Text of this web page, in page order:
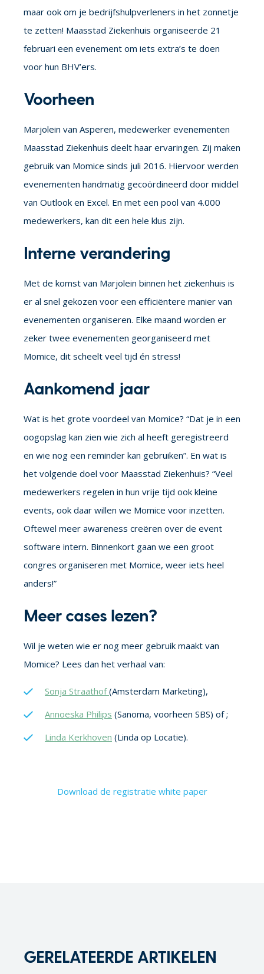
maar ook om je bedrijfshulpverleners in het zonnetje
te zetten! Maasstad Ziekenhuis organiseerde 21
februari een evenement om iets extra’s te doen
voor hun BHV’ers.
Voorheen
Marjolein van Asperen, medewerker evenementen
Maasstad Ziekenhuis deelt haar ervaringen. Zij maken
gebruik van Momice sinds juli 2016. Hiervoor werden
evenementen handmatig gecoördineerd door middel
van Outlook en Excel. En met een pool van 4.000
medewerkers, kan dit een hele klus zijn.
Interne verandering
Met de komst van Marjolein binnen het ziekenhuis is
er al snel gekozen voor een efficiëntere manier van
evenementen organiseren. Elke maand worden er
zeker twee evenementen georganiseerd met
Momice, dit scheelt veel tijd én stress!
Aankomend jaar
Wat is het grote voordeel van Momice? “Dat je in een
oogopslag kan zien wie zich al heeft geregistreerd
en wie nog een reminder kan gebruiken”. En wat is
het volgende doel voor Maasstad Ziekenhuis? “Veel
medewerkers regelen in hun vrije tijd ook kleine
events, ook daar willen we Momice voor inzetten.
Oftewel meer awareness creëren over de event
software intern. Binnenkort gaan we een groot
congres organiseren met Momice, weer iets heel
anders!”
Meer cases lezen?
Wil je weten wie er nog meer gebruik maakt van
Momice? Lees dan het verhaal van:
Sonja Straathof (Amsterdam Marketing),
Annoeska Philips (Sanoma, voorheen SBS) of ;
Linda Kerkhoven (Linda op Locatie).
Download de registratie white paper
GERELATEERDE ARTIKELEN